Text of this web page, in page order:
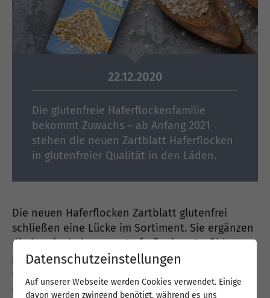
22.12.2020
Die glutenfreie Haferflockenfamilie
bekommt Zuwachs – ab Anfang 2021
stehen die neuen Zartblatt Haferflocken
in glutenfreier Qualität in den Läden.
Die neuen Haferflocken Zartblatt glutenfrei
schließen eine Lücke im Sortiment. Sie ergänzen
die bereits bekannten Haferflocken Großblatt
glutenfrei und Kleinblatt glutenfrei. Als erstes
echtes Neuprodukt aus unserer gerade
eingeweihtenFlockenmühlesind sie ein
Datenschutzeinstellungen
Auf unserer Webseite werden Cookies verwendet. Einige
davon werden zwingend benötigt, während es uns